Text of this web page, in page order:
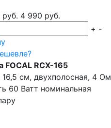
4 990 руб.
+ -
FOCAL RCX-165
см, двухполосная, 4 Ом
60 Ватт номинальная